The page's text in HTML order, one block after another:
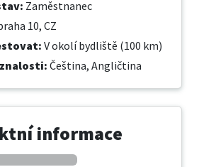
: Zaměstnanec
10, CZ
: V okolí bydliště (100 km)
: Čeština, Angličtina
informace